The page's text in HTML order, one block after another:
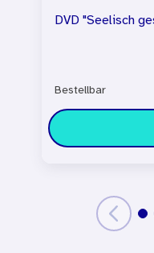
DVD "Seelisch
Bestellbar